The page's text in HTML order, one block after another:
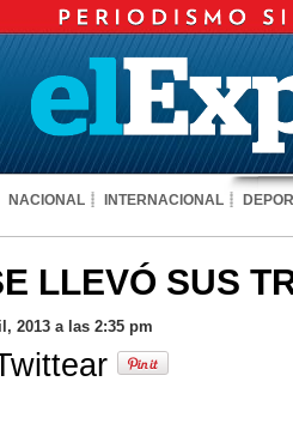
NACIONAL INTERNACIONAL
LLEVÓ SUS
2013 a las 2:35 pm